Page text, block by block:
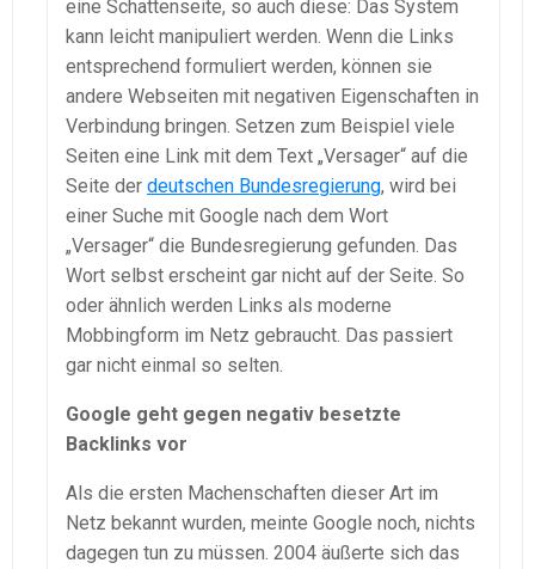
eine Schattenseite, so auch diese: Das System
kann leicht manipuliert werden. Wenn die Links
entsprechend formuliert werden, können sie
andere Webseiten mit negativen Eigenschaften in
Verbindung bringen. Setzen zum Beispiel viele
Seiten eine Link mit dem Text „Versager“ auf die
Seite der deutschen Bundesregierung, wird bei
einer Suche mit Google nach dem Wort
„Versager“ die Bundesregierung gefunden. Das
Wort selbst erscheint gar nicht auf der Seite. So
oder ähnlich werden Links als moderne
Mobbingform im Netz gebraucht. Das passiert
gar nicht einmal so selten.
Google geht gegen negativ besetzte
Backlinks vor
Als die ersten Machenschaften dieser Art im
Netz bekannt wurden, meinte Google noch, nichts
dagegen tun zu müssen. 2004 äußerte sich das